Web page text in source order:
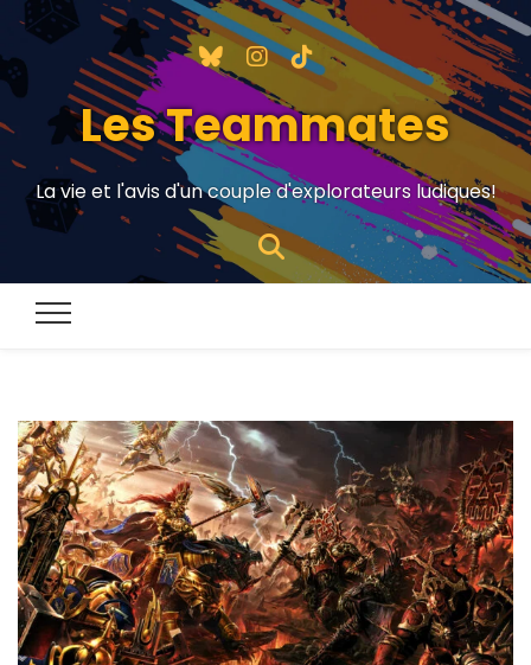
Les Teammates
La vie et l'avis d'un couple d'explorateurs ludiques!